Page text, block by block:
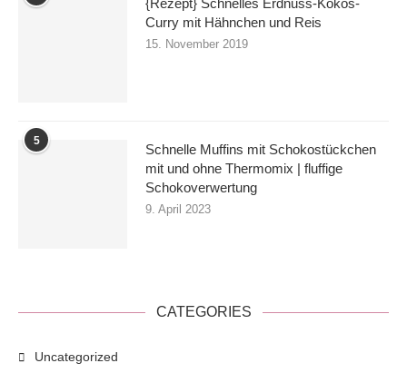
Curry mit Hähnchen und Reis
15. November 2019
5
Schnelle Muffins mit Schokostückchen
mit und ohne Thermomix | fluffige
Schokoverwertung
9. April 2023
CATEGORIES
Uncategorized